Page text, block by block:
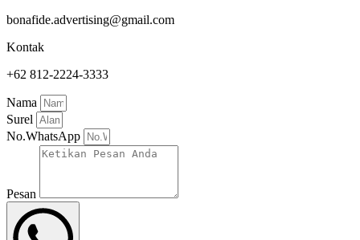
bonafide.advertising@gmail.com
Kontak
+62 812-2224-3333
Nama
Surel
No.WhatsApp
Pesan